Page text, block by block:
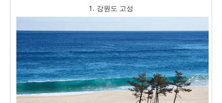
1. 강원도 고성